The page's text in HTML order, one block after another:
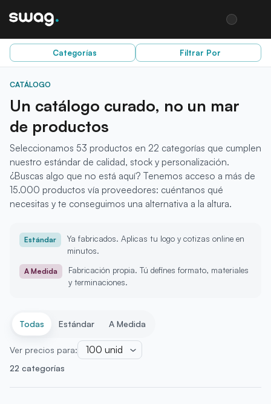
Categorías Filtrar Por
CATÁLOGO
Un catálogo curado, no un mar
de productos
Seleccionamos 53 productos en 22 categorías que cumplen
nuestro estándar de calidad, stock y personalización.
¿Buscas algo que no está aquí? Tenemos acceso a más de
15.000 productos vía proveedores: cuéntanos qué
necesitas y te conseguimos una alternativa a la altura.
Estándar
Ya fabricados. Aplicas tu logo y cotizas online en
minutos.
A Medida
Fabricación propia. Tú defines formato, materiales
y terminaciones.
Todas Estándar A Medida
Ver precios para: 100 unid
22 categorías